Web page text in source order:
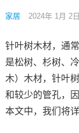
家居 2024年 1月 2
针叶树木材，通
是松树、杉树、
木）木材，针叶
和较少的管孔，
本文中，我们将